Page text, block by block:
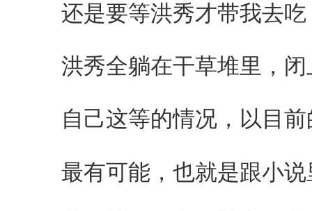
还是要等洪秀才带我去吃
洪秀全躺在干草堆里，闭
自己这等的情况，以目前
最有可能，也就是跟小说